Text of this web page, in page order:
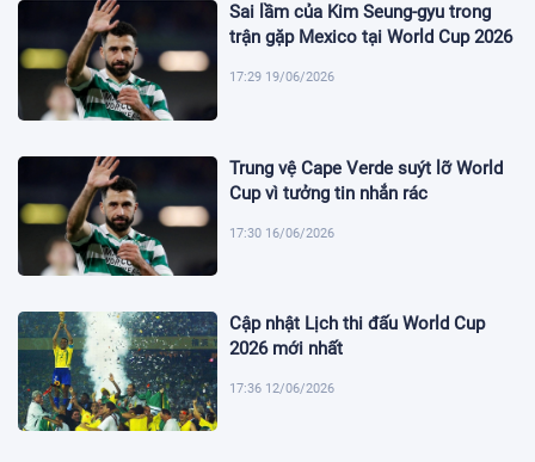
Sai lầm của Kim Seung-gyu trong
trận gặp Mexico tại World Cup 2026
17:29 19/06/2026
Trung vệ Cape Verde suýt lỡ World
Cup vì tưởng tin nhắn rác
17:30 16/06/2026
Cập nhật Lịch thi đấu World Cup
2026 mới nhất
17:36 12/06/2026